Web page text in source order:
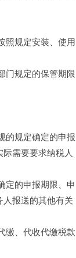
规定安装、使用
规定的保管期限
规定确定的申报
需要要求纳税人
的申报期限、申
报送的其他有关
、代收代缴税款